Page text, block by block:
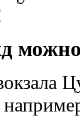
можно